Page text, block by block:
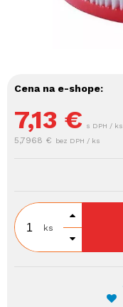
Cena na e-shope:
7,13 € s DPH / ks
5,7968 € bez DPH / ks
ks